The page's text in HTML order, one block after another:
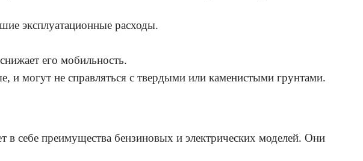
эксплуатационные расходы.
его мобильность.
могут не справляться с твердыми или каменистыми грунтами.
себе преимущества бензиновых и электрических моделей. Они